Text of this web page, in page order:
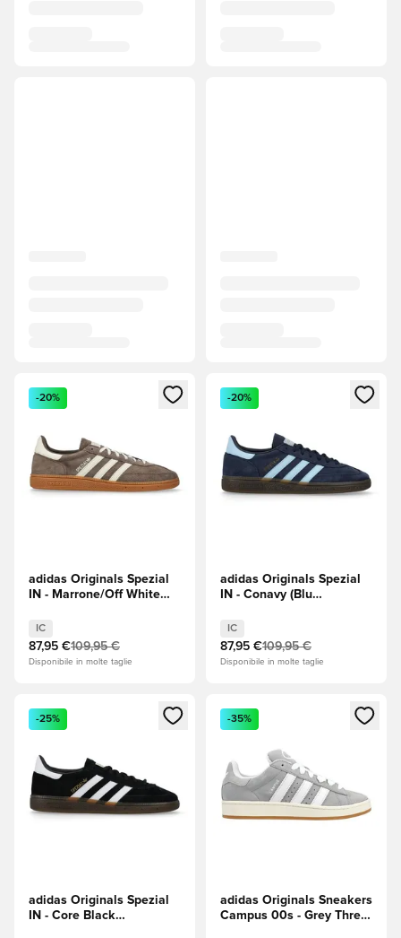
Apre una finestra modale per accedere o registrarsi come
-20%
adidas Originals Spezial
IN - Marrone/Off White
IC
87,95 €109,95 €
Disponibile in molte taglie
Apre una finestra modale
-20%
adidas Originals Spezial
IN - Conavy (Blu
IC
87,95 €109,95 €
Disponibile in molte taglie
Apre una finestra modale per accedere o registrarsi come
-25%
adidas Originals Spezial
IN - Core Black
Apre una finestra modale
-35%
adidas Originals Sneakers
Campus 00s - Grey Three